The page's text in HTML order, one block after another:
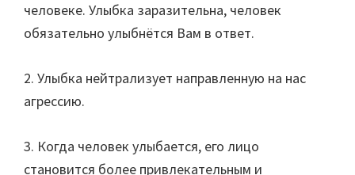
человеке. Улыбка заразительна, человек
обязательно улыбнётся Вам в ответ.
2. Улыбка нейтрализует направленную на нас
агрессию.
3. Когда человек улыбается, его лицо
становится более привлекательным и